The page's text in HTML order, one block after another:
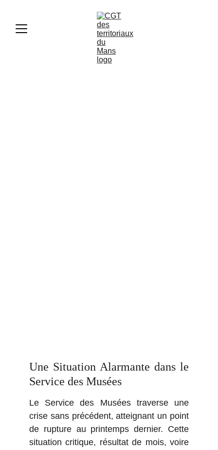
Une Situation Alarmante dans le
Service des Musées
Le Service des Musées traverse une
crise sans précédent, atteignant un point
de rupture au printemps dernier. Cette
situation critique, résultat de mois, voire